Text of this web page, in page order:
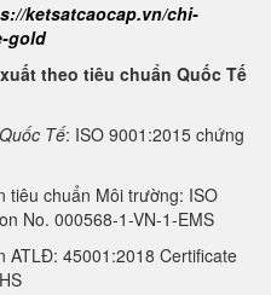
ketsatcaocap.vn/chi-
gold
theo tiêu chuẩn Quốc Tế
Tế: ISO 9001:2015 chứng
tiêu chuẩn Môi trường: ISO
No. 000568-1-VN-1-EMS
ATLĐ: 45001:2018 Certificate